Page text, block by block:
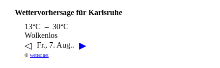
Wettervorhersage für Karlsruhe
13°C – 30°C
Wolkenlos
◁ Fr., 7. Aug.. ▶
© wetter.net